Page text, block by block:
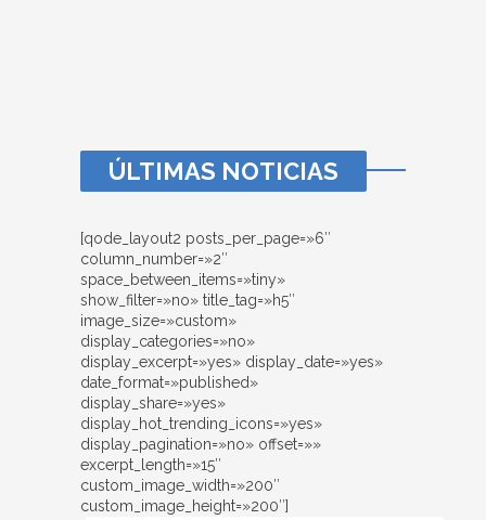
ÚLTIMAS NOTICIAS
[qode_layout2 posts_per_page=»6″
column_number=»2″
space_between_items=»tiny»
show_filter=»no» title_tag=»h5″
image_size=»custom»
display_categories=»no»
display_excerpt=»yes» display_date=»yes»
date_format=»published»
display_share=»yes»
display_hot_trending_icons=»yes»
display_pagination=»no» offset=»»
excerpt_length=»15″
custom_image_width=»200″
custom_image_height=»200″]